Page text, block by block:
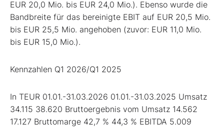
EUR 20,0 Mio. bis EUR 24,0 Mio.). Ebenso wurde die
Bandbreite für das bereinigte EBIT auf EUR 20,5 Mio.
bis EUR 25,5 Mio. angehoben (zuvor: EUR 11,0 Mio.
bis EUR 15,0 Mio.).
Kennzahlen Q1 2026/Q1 2025
In TEUR 01.01.-31.03.2026 01.01.-31.03.2025 Umsatz
34.115 38.620 Bruttoergebnis vom Umsatz 14.562
17.127 Bruttomarge 42,7 % 44,3 % EBITDA 5.009